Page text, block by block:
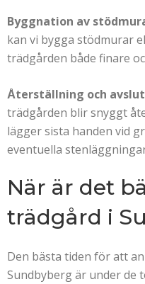
Byggnation av
kan vi bygga stödmurar
trädgården både finare
Återställning och
trädgården blir snyggt
lägger sista handen vid
eventuella
När är det
trädgård i
Den bästa tiden för att
Sundbyberg är under de